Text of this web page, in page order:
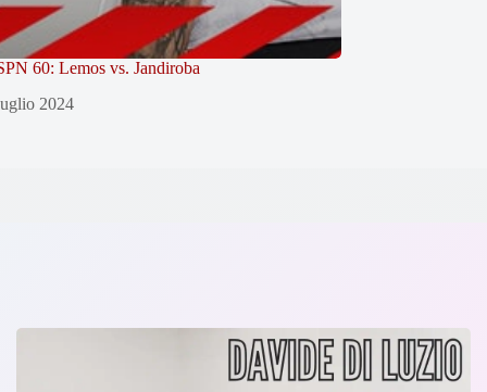
60: Lemos vs. Jandiroba
2024